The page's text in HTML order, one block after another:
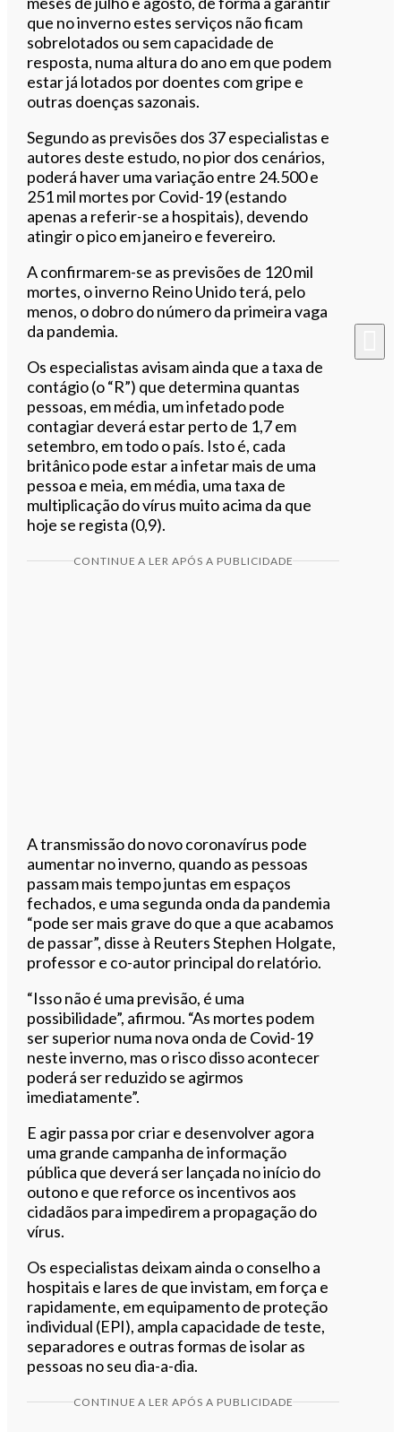
que no inverno estes serviços não ficam
sobrelotados ou sem capacidade de
resposta, numa altura do ano em que podem
estar já lotados por doentes com gripe e
outras doenças sazonais.
Segundo as previsões dos 37 especialistas e
autores deste estudo, no pior dos cenários,
poderá haver uma variação entre 24.500 e
251 mil mortes por Covid-19 (estando
apenas a referir-se a hospitais), devendo
atingir o pico em janeiro e fevereiro.
A confirmarem-se as previsões de 120 mil
mortes, o inverno Reino Unido terá, pelo
menos, o dobro do número da primeira vaga
da pandemia.
Os especialistas avisam ainda que a taxa de
contágio (o “R”) que determina quantas
pessoas, em média, um infetado pode
contagiar deverá estar perto de 1,7 em
setembro, em todo o país. Isto é, cada
britânico pode estar a infetar mais de uma
pessoa e meia, em média, uma taxa de
multiplicação do vírus muito acima da que
hoje se regista (0,9).
CONTINUE A LER APÓS A PUBLICIDADE
A transmissão do novo coronavírus pode
aumentar no inverno, quando as pessoas
passam mais tempo juntas em espaços
fechados, e uma segunda onda da pandemia
“pode ​​ser mais grave do que a que acabamos
de passar”, disse à Reuters Stephen Holgate,
professor e co-autor principal do relatório.
“Isso não é uma previsão, é uma
possibilidade”, afirmou. “As mortes podem
ser superior numa nova onda de Covid-19
neste inverno, mas o risco disso acontecer
poderá ser reduzido se agirmos
imediatamente”.
E agir passa por criar e desenvolver agora
uma grande campanha de informação
pública que deverá ser lançada no início do
outono e que reforce os incentivos aos
cidadãos para impedirem a propagação do
vírus.
Os especialistas deixam ainda o conselho a
hospitais e lares de que invistam, em força e
rapidamente, em equipamento de proteção
individual (EPI), ampla capacidade de teste,
separadores e outras formas de isolar as
pessoas no seu dia-a-dia.
CONTINUE A LER APÓS A PUBLICIDADE